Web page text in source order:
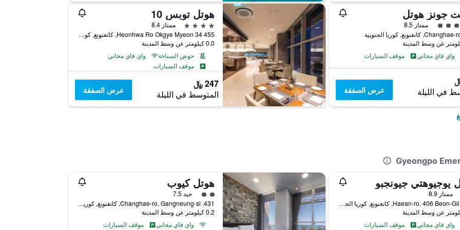
جونز هوتل
5
ممتاز 8.5
واي فاي مجاني
موقف السيارات
في الليلة عرض الصفقة
هوتل توبس 10
4 نجوم
ممتاز 8.4
455 34 Heonhwa Ro Okgye Myeon, كانغنونغ, كوريا الجنوبية
0.0 كيلومتر عن وسط المدينة
حوض السباحة
واي فاي مجاني
موقف السيارات
247 ﷼
المتوسط في الليلة عرض الصفقة
يوجيوهتي جيونجبو
فئة 2
ممتاز 8.9
13-9, Haean-ro, 406 Beon-Gil, كانغنونغ, كوريا الجنوبية
واي فاي مجاني
موقف السيارات
هوتل كيوب
تقييم فئة 2
جيد 7.5
431, Changhae-ro, Gangneung-si, كانغنونغ, كوريا الجنوبية
0.2 كيلومتر عن وسط المدينة
واي فاي مجاني
موقف السيارات